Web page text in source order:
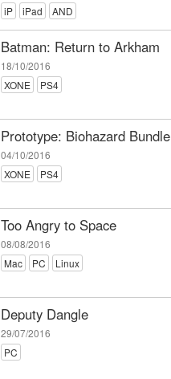
iP
iPad AND
Batman: Return to Arkham
18/10/2016
XONE
PS4
Prototype: Biohazard Bundle
04/10/2016
XONE
PS4
Too Angry to Space
08/08/2016
Mac
PC Linux
Deputy Dangle
29/07/2016
PC